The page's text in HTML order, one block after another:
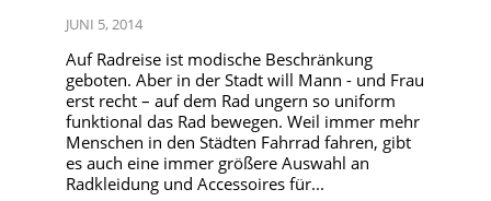
JUNI 5, 2014
Auf Radreise ist modische Beschränkung
geboten. Aber in der Stadt will Mann - und Frau
erst recht – auf dem Rad ungern so uniform
funktional das Rad bewegen. Weil immer mehr
Menschen in den Städten Fahrrad fahren, gibt
es auch eine immer größere Auswahl an
Radkleidung und Accessoires für...